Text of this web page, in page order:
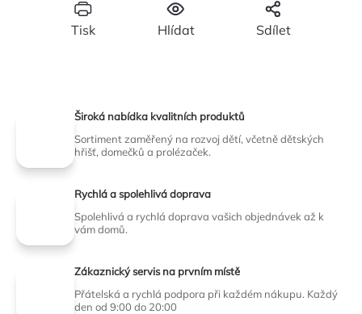
Tisk Hlídat Sdílet
Široká nabídka kvalitních produktů
Sortiment zaměřený na rozvoj dětí, včetně dětských
hřišť, domečků a prolézaček.
Rychlá a spolehlivá doprava
Spolehlivá a rychlá doprava vašich objednávek až k
vám domů.
Zákaznický servis na prvním místě
Přátelská a rychlá podpora při každém nákupu. Každý
den od 9:00 do 20:00